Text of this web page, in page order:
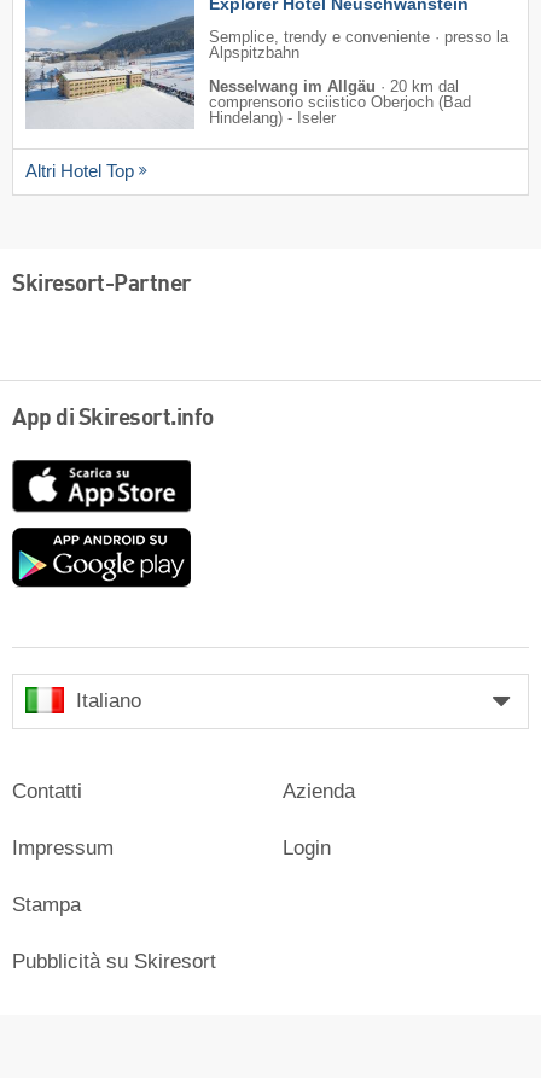
Semplice, trendy e conveniente · presso la
Alpspitzbahn
Nesselwang im Allgäu · 20 km dal
comprensorio sciistico Oberjoch (Bad
Hindelang) - Iseler
Altri Hotel Top
Skiresort-Partner
App di Skiresort.info
Google
Italiano
Contatti
Impressum
Stampa
Azienda
Login
Pubblicità su Skiresort